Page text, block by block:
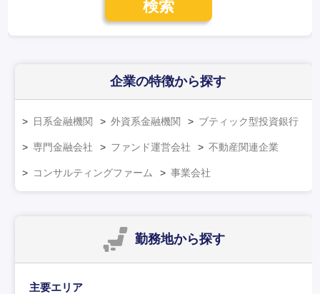
検索
企業の特徴から探す
日系金融機関 外資系金融機関 ブティック型投資銀行
専門金融会社 ファンド運営会社 不動産関連企業
コンサルティングファーム 事業会社
勤務地から探す
主要エリア